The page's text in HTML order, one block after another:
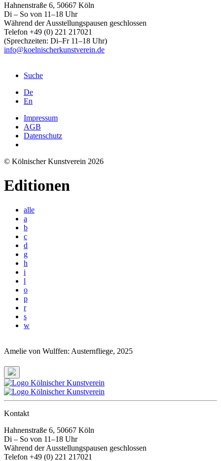
Hahnenstraße 6, 50667 Köln
Di – So von 11–18 Uhr
Während der Ausstellungspausen geschlossen
Telefon +49 (0) 221 217021
(Sprechzeiten: Di–Fr 11–18 Uhr)
info@koelnischerkunstverein.de
Suche
De
En
Impressum
AGB
Datenschutz
© Kölnischer Kunstverein 2026
Editionen
alle
a
b
c
d
g
h
i
l
o
p
r
s
w
Amelie von Wulffen: Austernfliege, 2025
Kontakt
Hahnenstraße 6, 50667 Köln
Di – So von 11–18 Uhr
Während der Ausstellungspausen geschlossen
Telefon +49 (0) 221 217021